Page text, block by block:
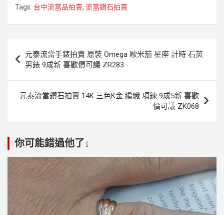
Tags: 台中流當品拍賣, 流當鑽石拍賣
章
導
元泰流當手錶拍賣 原裝 Omega 歐米茄 星座 計時 石英
男錶 9成新 喜歡價可議 ZR283
元泰流當鑽石拍賣 14K 三色K金 編織 項鍊 9成5新 喜歡
價可議 ZK068
你可能錯過他了↓